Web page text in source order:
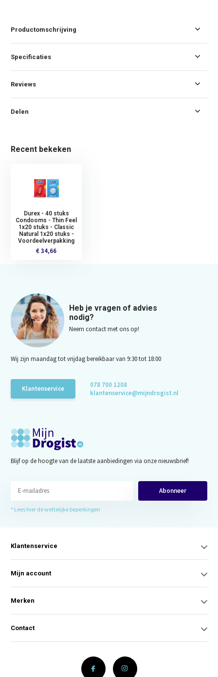
Productomschrijving
Specificaties
Reviews
Delen
Recent bekeken
Durex - 40 stuks
Condooms - Thin Feel
1x20 stuks - Classic
Natural 1x20 stuks -
Voordeelverpakking
€ 34,66
Heb je vragen of advies
nodig?
Neem contact met ons op!
Wij zijn maandag tot vrijdag bereikbaar van 9:30 tot 18:00
Klantenservice
078 700 1208
klantenservice@mijndrogist.nl
Blijf op de hoogte van de laatste aanbiedingen via onze nieuwsbrief!
Abonneer
* Lees hier de wettelijke beperkingen
Klantenservice
Mijn account
Merken
Contact